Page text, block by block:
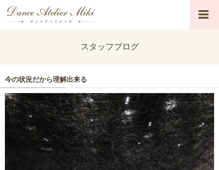
スタッフブログ
今の状況だから理解出来る